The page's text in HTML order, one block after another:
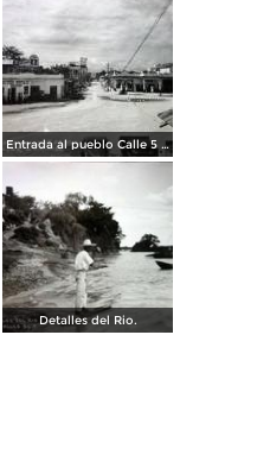
Entrada al pueblo Calle 5 de Mayo.
Detalles del Rio.